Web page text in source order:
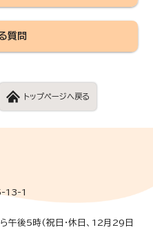
質問
トップページへ戻る
13-1
午後5時(祝日・休日、12月29日